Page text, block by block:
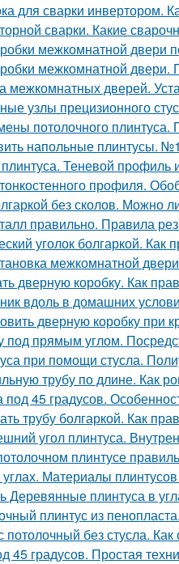
для сварки
сварки. Какие
межкомнатной
межкомнатной
межкомнатных дверей.
узлы прецизионного
потолочного плинтуса.
напольные плинтусы.
Теневой профиль
профиля.
без сколов. Можно
правильно. Правила
уголок болгаркой. Как
межкомнатной
дверную коробку. Как
вдоль в домашних
дверную коробку при
под прямым углом.
при помощи стусла.
трубу по длине. Как
под 45 градусов.
трубу болгаркой. Как
угол плинтуса.
плинтусе
углах. Материалы
Деревянные плинтуса в
плинтус из
потолочный без стусла.
45 градусов. Простая